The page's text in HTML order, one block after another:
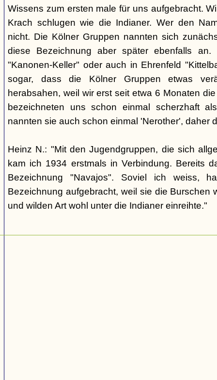
Wissens zum ersten male für uns aufgebracht.
Krach schlugen wie die Indianer. Wer den
nicht. Die Kölner Gruppen nannten sich
diese Bezeichnung aber später ebenfalls
"Kanonen-Keller" oder auch in Ehrenfeld
sogar, dass die Kölner Gruppen etwas
herabsahen, weil wir erst seit etwa 6 Monaten
bezeichneten uns schon einmal scherzhaft
nannten sie auch schon einmal 'Nerother', daher
Heinz N.: "Mit den Jugendgruppen, die sich
kam ich 1934 erstmals in Verbindung. Bereits
Bezeichnung "Navajos". Soviel ich weiss,
Bezeichnung aufgebracht, weil sie die Burschen
und wilden Art wohl unter die Indianer einreihte."